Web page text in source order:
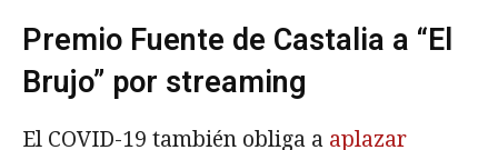
Premio Fuente de Castalia a “El
Brujo” por streaming
El COVID-19 también obliga a aplazar